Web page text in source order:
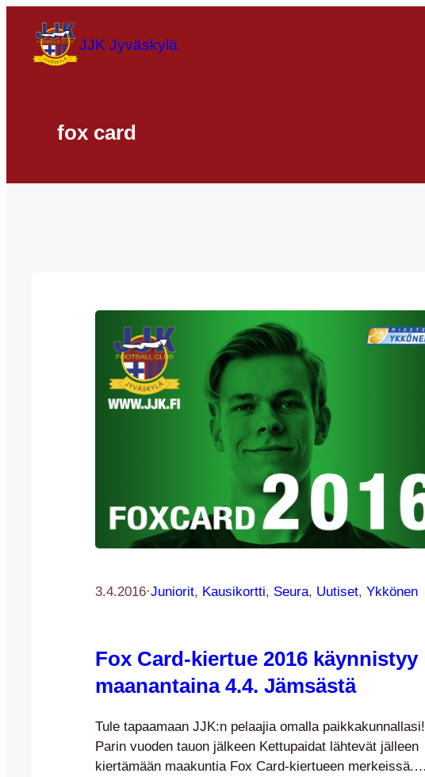
sisältöön
JJK Jyväskylä
fox card
3.4.2016·Juniorit, Kausikortti, Seura, Uutiset, Ykkönen
Fox Card-kiertue 2016 käynnistyy
maanantaina 4.4. Jämsästä
Tule tapaamaan JJK:n pelaajia omalla paikkakunnallasi!
Parin vuoden tauon jälkeen Kettupaidat lähtevät jälleen
kiertämään maakuntia Fox Card-kiertueen merkeissä.